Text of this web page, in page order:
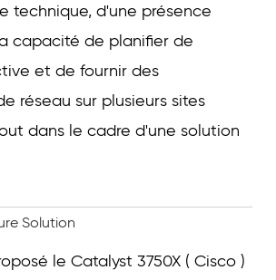
technique, d'une présence
capacité de planifier de
et de fournir des
réseau sur plusieurs sites
dans le cadre d'une solution
Solution
le Catalyst 3750X ( Cisco )